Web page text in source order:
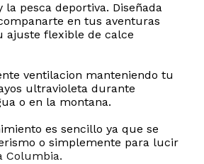
pesca deportiva. Diseñada
en tus aventuras
ajuste flexible de calce
ventilacion manteniendo tu
ultravioleta durante
o en la montana.
es sencillo ya que se
o simplemente para lucir
Columbia.